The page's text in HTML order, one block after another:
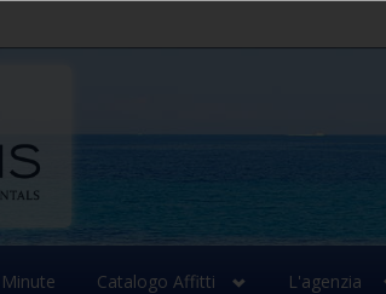
Catalogo Affitti L'agenzia